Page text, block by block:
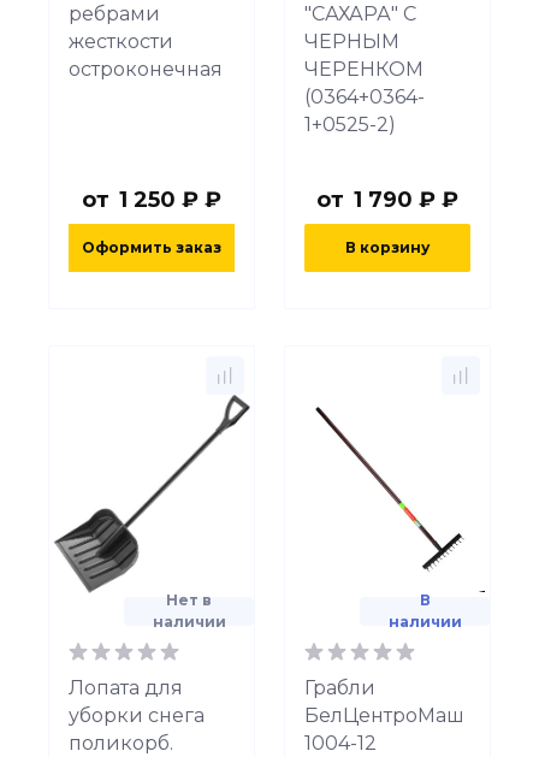
ребрами
жесткости
остроконечная
от 1 250 ₽ ₽
Оформить заказ
"САХАРА" С
ЧЕРНЫМ
ЧЕРЕНКОМ
(0364+0364-
1+0525-2)
от 1 790 ₽ ₽
В корзину
Нет в
наличии
Лопата для
уборки снега
поликорб.
В
наличии
Грабли
БелЦентроМаш
1004-12